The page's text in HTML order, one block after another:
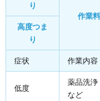
り
作業
高度つま
り
症状 作業内容
低度
薬品洗浄
など